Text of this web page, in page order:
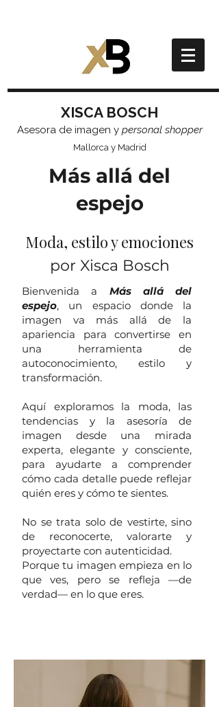
XISCA BOSCH
Asesora de imagen y personal shopper
Mallorca y Madrid
Más allá del
espejo
Moda, estilo y emociones
por Xisca Bosch
Bienvenida a Más allá del
espejo, un espacio donde la
imagen va más allá de la
apariencia para convertirse en
una herramienta de
autoconocimiento, estilo y
transformación.
Aquí exploramos la moda, las
tendencias y la asesoría de
imagen desde una mirada
experta, elegante y consciente,
para ayudarte a comprender
cómo cada detalle puede reflejar
quién eres y cómo te sientes.
No se trata solo de vestirte, sino
de reconocerte, valorarte y
proyectarte con autenticidad.
Porque tu imagen empieza en lo
que ves, pero se refleja —de
verdad— en lo que eres.